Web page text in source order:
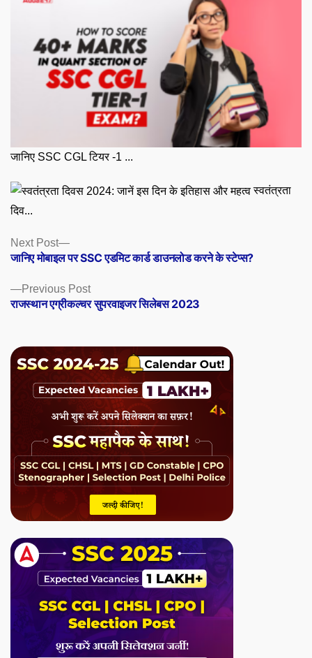
जानिए SSC CGL टियर -1 ...
स्वतंत्रता
दिव...
Posts
navigation
Previous PostPrevious
post:
राजस्थान एग्रीकल्चर सुपरवाइजर सिलेबस 2023
Next Post
Next
post:
जानिए मोबाइल पर SSC एडमिट कार्ड डाउनलोड करने के स्टेप्स?